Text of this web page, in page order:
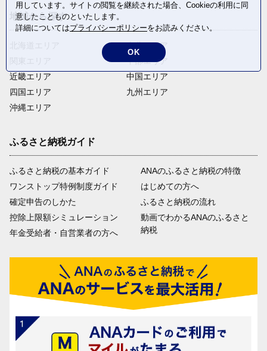
地域から探す
近畿エリア
四国エリア
沖縄エリア
東北エリア
中部エリア
中国エリア
九州エリア
ふるさと納税ガイド
ふるさと納税の基本ガイド
ワンストップ特例制度ガイド
確定申告のしかた
控除上限額シミュレーション
年金受給者・自営業者の方へ
ANAのふるさと納税の特徴
はじめての方へ
ふるさと納税の流れ
動画でわかるANAのふるさと
納税
用しています。サイトの閲覧を継続された場合、Cookieの利用に同
意したことものといたします。
詳細についてはプライバシーポリシーをお読みください。
OK